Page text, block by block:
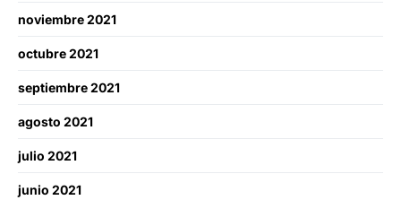
noviembre 2021
octubre 2021
septiembre 2021
agosto 2021
julio 2021
junio 2021